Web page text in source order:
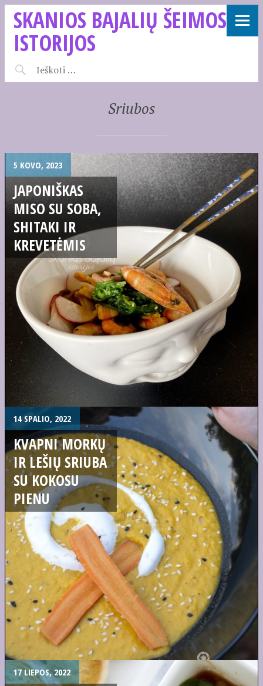
SKANIOS BAJALIŲ ŠEIMOS
ISTORIJOS
Sriubos
5 KOVO, 2023
JAPONIŠKAS
MISO SU SOBA,
SHITAKI IR
KREVETĖMIS
14 SPALIO, 2022
KVAPNI MORKŲ
IR LEŠIŲ SRIUBA
SU KOKOSU
PIENU
17 LIEPOS, 2022